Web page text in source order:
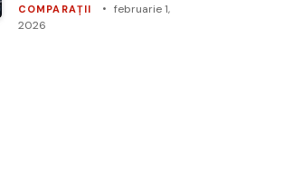
2025
COMPARAȚII
februarie 1,
2026